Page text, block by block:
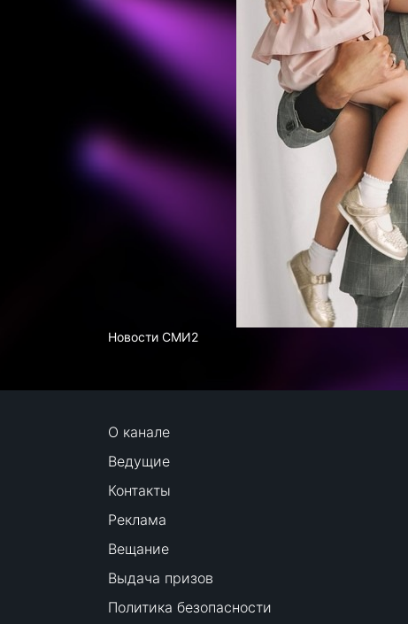
Новости СМИ2
О канале
Ведущие
Контакты
Реклама
Вещание
Выдача призов
Политика безопасности